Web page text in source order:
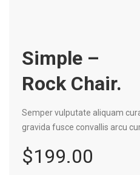
Simple –
Rock Chair.
Semper vulputate aliquam
gravida fusce convallis arcu
$199.00